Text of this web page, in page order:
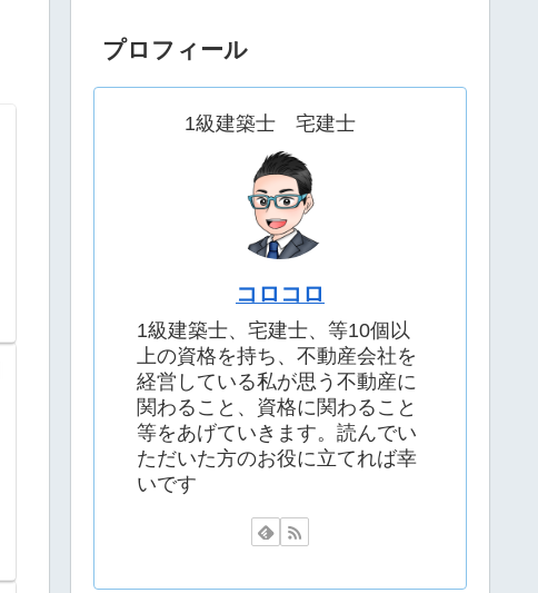
プロフィール
1級建築士 宅建士
コロコロ
1級建築士、宅建士、等10個以
上の資格を持ち、不動産会社を
経営している私が思う不動産に
関わること、資格に関わること
等をあげていきます。読んでい
ただいた方のお役に立てれば幸
いです